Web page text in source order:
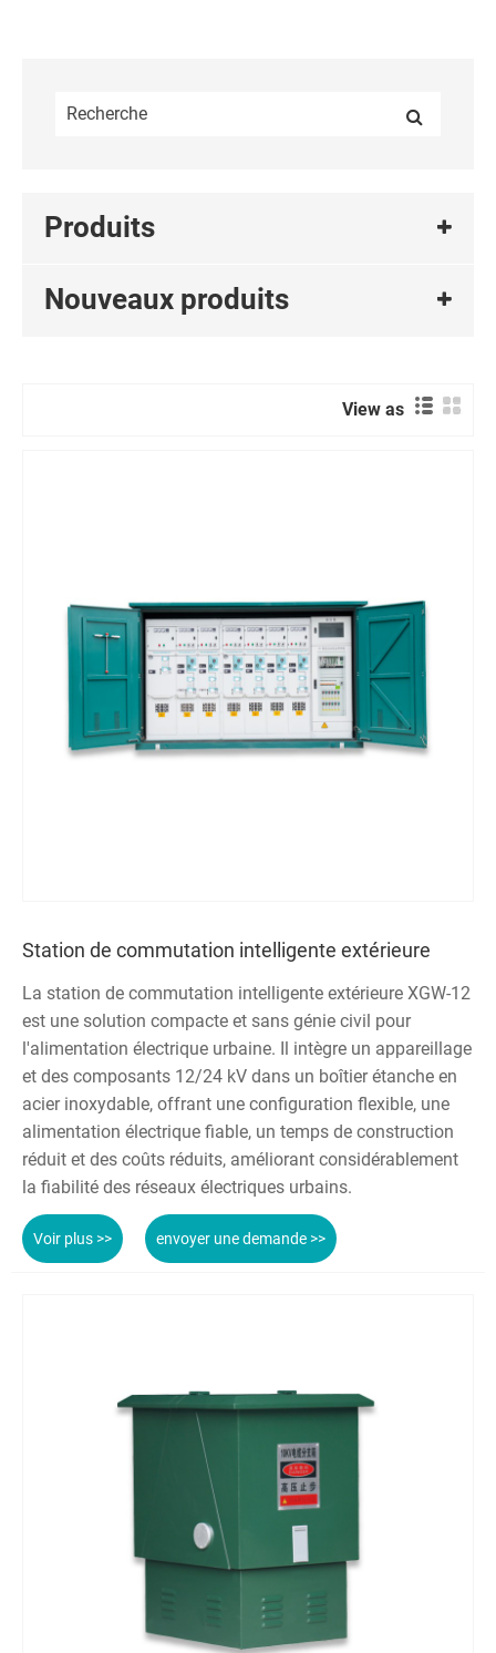
Produits
Nouveaux produits
View as
Station de commutation intelligente extérieure
La station de commutation intelligente extérieure XGW-12
est une solution compacte et sans génie civil pour
l'alimentation électrique urbaine. Il intègre un appareillage
et des composants 12/24 kV dans un boîtier étanche en
acier inoxydable, offrant une configuration flexible, une
alimentation électrique fiable, un temps de construction
réduit et des coûts réduits, améliorant considérablement
la fiabilité des réseaux électriques urbains.
Voir plus >> envoyer une demande >>